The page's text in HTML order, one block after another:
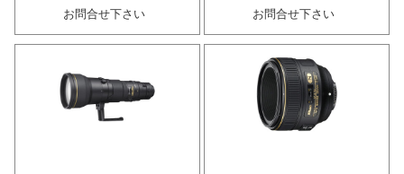
お問合せ下さい
お問合せ下さい